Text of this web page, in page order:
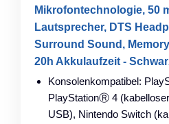
Mikrofontechnologie, 50
Lautsprecher, DTS
Surround Sound,
20h Akkulaufzeit -
Konsolenkompatibel:
PlayStationⓇ 4
USB), Nintendo Switch